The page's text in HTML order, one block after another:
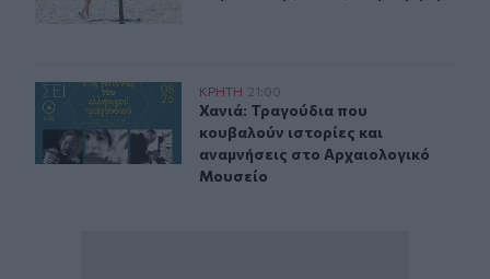
Χανιά: Τραγούδια που κουβαλούν ιστορίες και
ΚΡΗΤΗ 21:00
Χανιά: Τραγούδια που κουβαλούν
Χανιά: Τραγούδια που
κουβαλούν ιστορίες και
αναμνήσεις στο Αρχαιολογικό
Μουσείο